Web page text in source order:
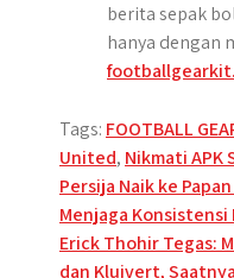
berita sepak
hanya dengan
Tags: FOOTBALL
United, Nikmati APK
Post
Persija Naik ke
Menjaga Konsistensi
Erick Thohir Tegas:
dan Kluivert,